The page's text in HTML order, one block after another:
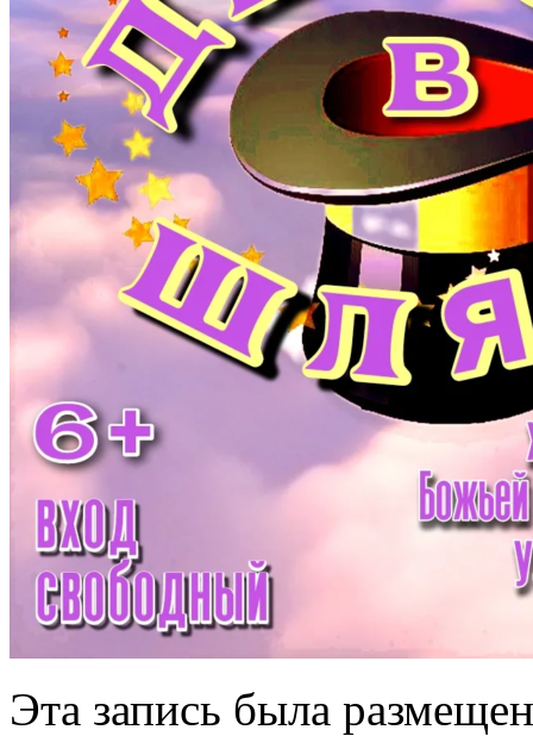
Эта запись была